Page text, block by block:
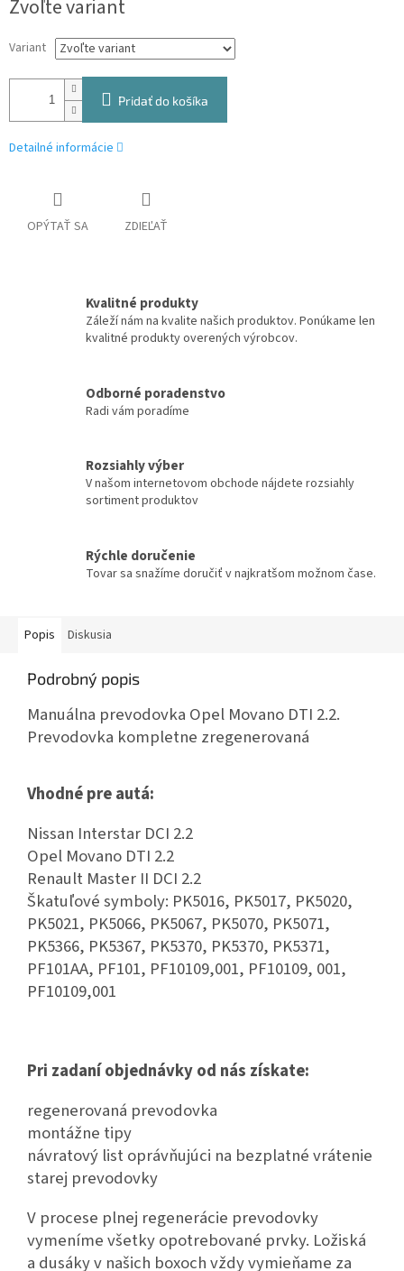
cena:
Zvoľte variant
Variant
Pridať do košíka
Detailné informácie
OPÝTAŤ SA ZDIEĽAŤ
Kvalitné produkty
Záleží nám na kvalite našich produktov. Ponúkame len
kvalitné produkty overených výrobcov.
Odborné poradenstvo
Radi vám poradíme
Rozsiahly výber
V našom internetovom obchode nájdete rozsiahly
sortiment produktov
Rýchle doručenie
Tovar sa snažíme doručiť v najkratšom možnom čase.
Popis Diskusia
Podrobný popis
Manuálna prevodovka Opel Movano DTI 2.2.
Prevodovka kompletne zregenerovaná
Vhodné pre autá:
Nissan Interstar DCI 2.2
Opel Movano DTI 2.2
Renault Master II DCI 2.2
Škatuľové symboly: PK5016, PK5017, PK5020,
PK5021, PK5066, PK5067, PK5070, PK5071,
PK5366, PK5367, PK5370, PK5370, PK5371,
PF101AA, PF101, PF10109,001, PF10109, 001,
PF10109,001
Pri zadaní objednávky od nás získate:
regenerovaná prevodovka
montážne tipy
návratový list oprávňujúci na bezplatné vrátenie
starej prevodovky
V procese plnej regenerácie prevodovky
vymeníme všetky opotrebované prvky. Ložiská
a dusáky v našich boxoch vždy vymieňame za